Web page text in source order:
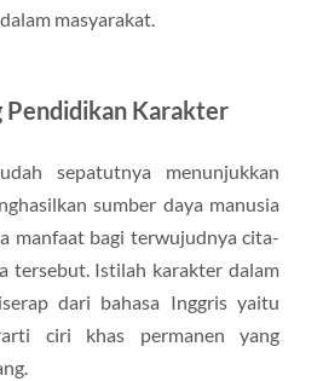
masyarakat.
Pendidikan Karakter
sepatutnya menunjukkan
sumber daya manusia
manfaat bagi terwujudnya cita-
tersebut. Istilah karakter dalam
dari bahasa Inggris yaitu
ciri khas permanen yang